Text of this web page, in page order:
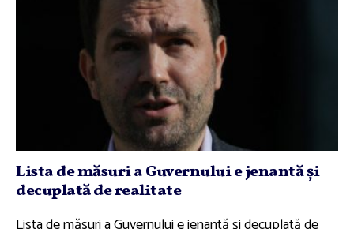
Lista de măsuri a Guvernului e jenantă şi
decuplată de realitate